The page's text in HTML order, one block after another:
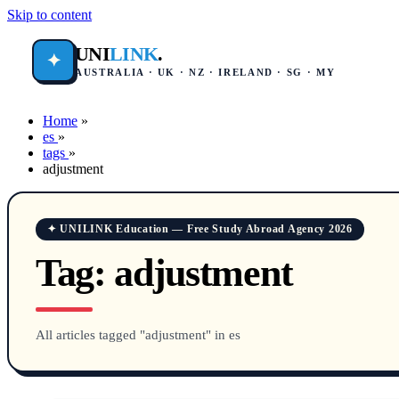
Skip to content
✦ UNILINK.
AUSTRALIA · UK · NZ · IRELAND · SG · MY
Home »
es »
tags »
adjustment
✦ UNILINK Education — Free Study Abroad Agency 2026
Tag: adjustment
All articles tagged "adjustment" in es